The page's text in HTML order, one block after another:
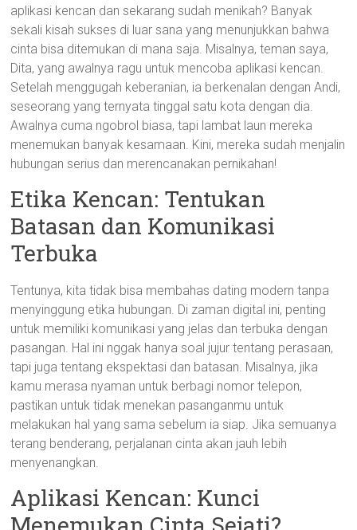
aplikasi kencan dan sekarang sudah menikah? Banyak
sekali kisah sukses di luar sana yang menunjukkan bahwa
cinta bisa ditemukan di mana saja. Misalnya, teman saya,
Dita, yang awalnya ragu untuk mencoba aplikasi kencan.
Setelah menggugah keberanian, ia berkenalan dengan Andi,
seseorang yang ternyata tinggal satu kota dengan dia.
Awalnya cuma ngobrol biasa, tapi lambat laun mereka
menemukan banyak kesamaan. Kini, mereka sudah menjalin
hubungan serius dan merencanakan pernikahan!
Etika Kencan: Tentukan
Batasan dan Komunikasi
Terbuka
Tentunya, kita tidak bisa membahas dating modern tanpa
menyinggung etika hubungan. Di zaman digital ini, penting
untuk memiliki komunikasi yang jelas dan terbuka dengan
pasangan. Hal ini nggak hanya soal jujur tentang perasaan,
tapi juga tentang ekspektasi dan batasan. Misalnya, jika
kamu merasa nyaman untuk berbagi nomor telepon,
pastikan untuk tidak menekan pasanganmu untuk
melakukan hal yang sama sebelum ia siap. Jika semuanya
terang benderang, perjalanan cinta akan jauh lebih
menyenangkan.
Aplikasi Kencan: Kunci